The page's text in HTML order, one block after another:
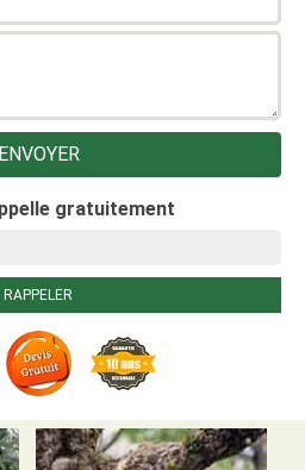
gratuitement